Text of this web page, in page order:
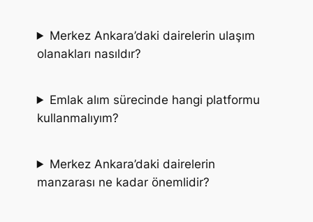
Merkez Ankara’daki dairelerin ulaşım
olanakları nasıldır?
Emlak alım sürecinde hangi platformu
kullanmalıyım?
Merkez Ankara’daki dairelerin
manzarası ne kadar önemlidir?